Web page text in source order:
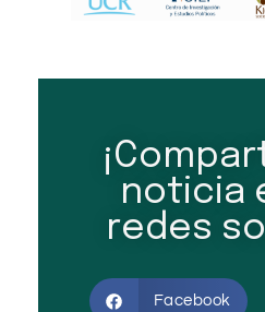
noticia
redes
Facebook